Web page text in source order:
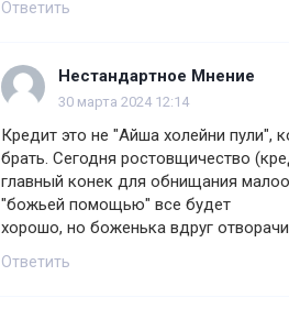
Ответить
Нестандартное Мнение
30 марта 2024 12:14
Кредит это не "Айша холейни пули",
брать. Сегодня ростовщичество
главный конек для обнищания
"божьей помощью" все будет
хорошо, но боженька вдруг
Ответить